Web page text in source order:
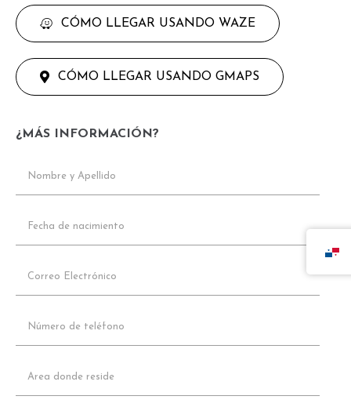
CÓMO LLEGAR USANDO WAZE
CÓMO LLEGAR USANDO GMAPS
¿MÁS INFORMACIÓN?
Apellido
de
nacimiento
Electronico
(Obligatorio)
donde
reside